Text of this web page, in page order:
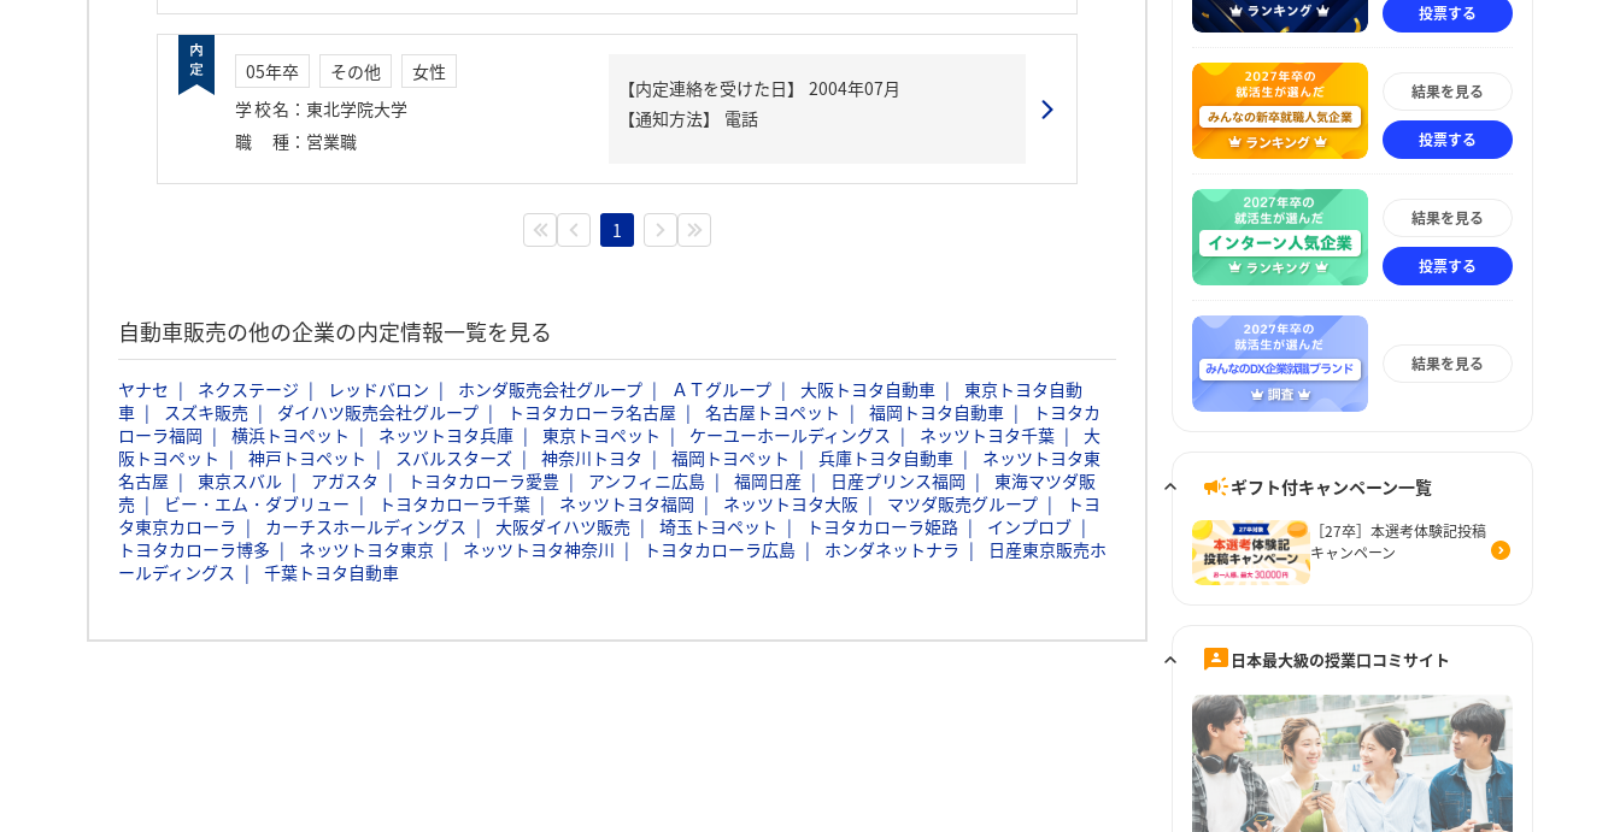
05年卒 その他
女性
学校名 ： 東北学院大学
職種 ： 営業職
【内定連絡を受けた日】
2004年07月
【通知方法】
電話
1
自動車販売の他の企業の内定情報一覧を見る
ヤナセ ネクステージ レッドバロン ホンダ販売会社グループ ＡＴグループ 大阪トヨタ自動車
東京トヨタ自動
車
スズキ販売 ダイハツ販売会社グループ トヨタカローラ名古屋 名古屋トヨペット 福岡トヨタ自動車
トヨタカ
ローラ福岡
横浜トヨペット ネッツトヨタ兵庫 東京トヨペット ケーユーホールディングス ネッツトヨタ千葉
大
阪トヨペット
神戸トヨペット スバルスターズ 神奈川トヨタ 福岡トヨペット 兵庫トヨタ自動車
ネッツトヨタ東
名古屋
東京スバル アガスタ トヨタカローラ愛豊 アンフィニ広島 福岡日産 日産プリンス福岡
東海マツダ販
売
ビー・エム・ダブリュー トヨタカローラ千葉 ネッツトヨタ福岡 ネッツトヨタ大阪 マツダ販売グループ
トヨ
タ東京カローラ
カーチスホールディングス 大阪ダイハツ販売 埼玉トヨペット トヨタカローラ姫路
インプロブ
トヨタカローラ博多
ネッツトヨタ東京 ネッツトヨタ神奈川 トヨタカローラ広島 ホンダネットナラ
日産東京販売ホ
ールディングス
千葉トヨタ自動車
投票する
結果を見る
投票する
結果を見る
投票する
結果を見る
ギフト付キャンペーン一覧
［27卒］本選考体験記投稿
キャンペーン
日本最大級の授業口コミサイト